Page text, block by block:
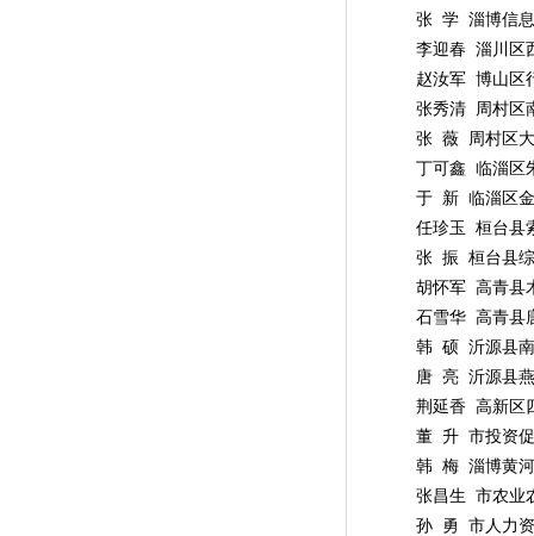
张 学 淄博信息
李迎春 淄川区西
赵汝军 博山区行
张秀清 周村区南
张 薇 周村区大
丁可鑫 临淄区朱
于 新 临淄区金
任珍玉 桓台县
张 振 桓台县综
胡怀军 高青县木
石雪华 高青县唐
韩 硕 沂源县南
唐 亮 沂源县燕
荆延香 高新区四
董 升 市投资促
韩 梅 淄博黄河
张昌生 市农业
孙 勇 市人力资